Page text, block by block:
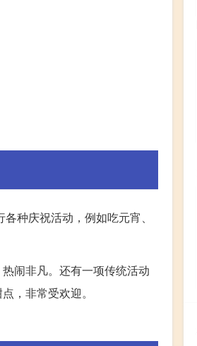
种庆祝活动，例如吃元宵、
闹非凡。还有一项传统活动
，非常受欢迎。